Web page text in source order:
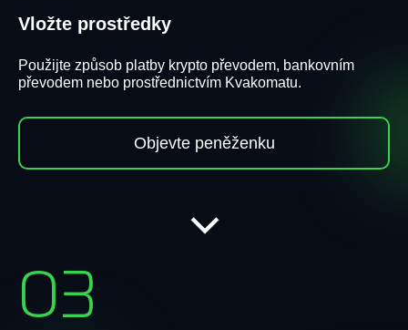
Vložte prostředky
Použijte způsob platby krypto převodem, bankovním
převodem nebo prostřednictvím Kvakomatu.
Objevte peněženku
03